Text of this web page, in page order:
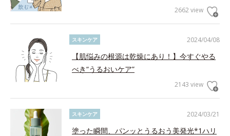
2662 view
2024/04/08
スキンケア
【肌悩みの根源は乾燥にあり！】今すぐやる
べき“うるおいケア”
2143 view
2024/03/21
スキンケア
塗った瞬間、パンッとうるおう美発光*1ハリ